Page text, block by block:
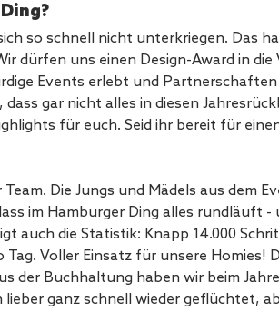
so schnell nicht unterkriegen. Das
dürfen uns einen Design-Award in
Events erlebt und
gar nicht alles in diesen
für euch. Seid ihr bereit für
Die Jungs und Mädels aus dem
im Hamburger Ding alles rundläuft
auch die Statistik: Knapp 14.000
Voller Einsatz für unsere Homies!
der Buchhaltung haben wir beim
lieber ganz schnell wieder geflüchtet,